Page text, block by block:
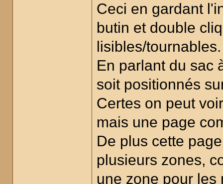
Ceci en gardant
butin et double
lisibles/tournables.
En parlant du sac
soit positionnés
Certes on peut
mais une page
De plus cette
plusieurs zones,
une zone pour les